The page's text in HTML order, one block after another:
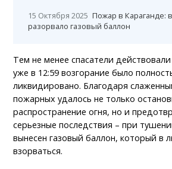
15 Октября 2025 Пожар в Караганде:
разорвало газовый баллон
Тем не менее спасатели
уже в 12:59 возгорание было
ликвидировано. Благодаря
пожарных удалось не только
распространение огня, но и
серьезные последствия – при
вынесен газовый баллон, который в
взорваться.